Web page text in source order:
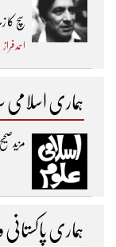
سچ کا
احمد فراز
ہماری
ہماری